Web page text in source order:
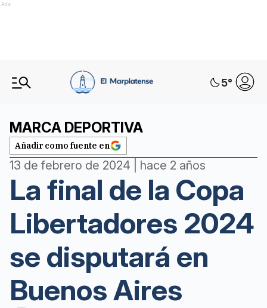
Ads
5°
MARCA DEPORTIVA
Añadir como fuente en
13 de febrero de 2024 | hace 2 años
La final de la Copa
Libertadores 2024
se disputará en
Buenos Aires